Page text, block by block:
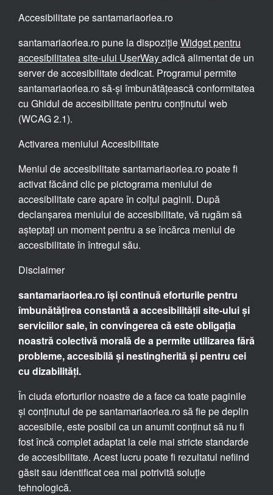
Accesibilitate pe santamariaorlea.ro
santamariaorlea.ro pune la dispozițieWidget pentru
accesibilitatea site-ului UserWayadică alimentat de un
server de accesibilitate dedicat. Programul permite
santamariaorlea.ro să-și îmbunătățească conformitatea
cu Ghidul de accesibilitate pentru conținutul web
(WCAG 2.1).
Activarea meniului Accesibilitate
Meniul de accesibilitate santamariaorlea.ro poate fi
activat făcând clic pe pictograma meniului de
accesibilitate care apare în colțul paginii. După
declanșarea meniului de accesibilitate, vă rugăm să
așteptați un moment pentru a se încărca meniul de
accesibilitate în întregul său.
Disclaimer
santamariaorlea.ro își continuă eforturile pentru
îmbunătățirea constantă a accesibilității site-ului și
serviciilor sale, în convingerea că este obligația
noastră colectivă morală de a permite utilizarea fără
probleme, accesibilă și nestingherită și pentru cei
cu dizabilități.
În ciuda eforturilor noastre de a face ca toate paginile
și conținutul de pe santamariaorlea.ro să fie pe deplin
accesibile, este posibil ca un anumit conținut să nu fi
fost încă complet adaptat la cele mai stricte standarde
de accesibilitate. Acest lucru poate fi rezultatul nefiind
găsit sau identificat cea mai potrivită soluție
tehnologică.